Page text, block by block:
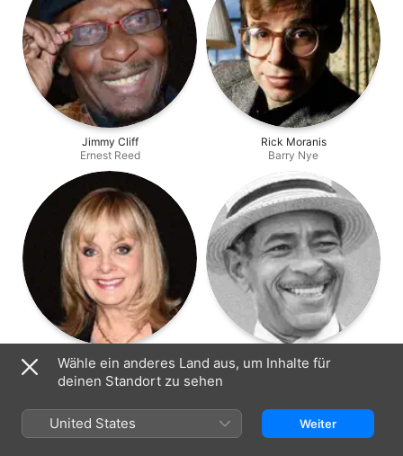
Jimmy Cliff
Ernest Reed
Rick Moranis
Barry Nye
Twiggy
Phillipa Lloyd
Adolph Caesar
Solomon Gundy
Wähle ein anderes Land aus, um Inhalte für
deinen Standort zu sehen
United States Weiter